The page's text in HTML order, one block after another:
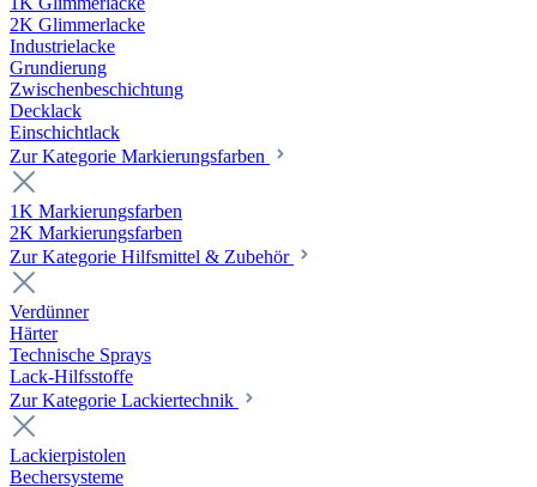
2K Glimmerlacke
Industrielacke
Grundierung
Zwischenbeschichtung
Decklack
Einschichtlack
Zur Kategorie Markierungsfarben
1K Markierungsfarben
2K Markierungsfarben
Zur Kategorie Hilfsmittel & Zubehör
Verdünner
Härter
Technische Sprays
Lack-Hilfsstoffe
Zur Kategorie Lackiertechnik
Lackierpistolen
Bechersysteme